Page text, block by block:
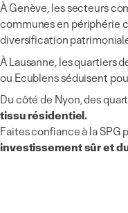
À Genève, les secteurs
communes en périphérie
diversification
À Lausanne, les quartiers
ou Ecublens séduisent
Du côté de Nyon, des
tissu résidentiel.
Faites confiance à la
investissement sûr et